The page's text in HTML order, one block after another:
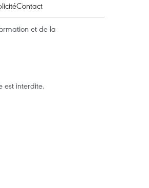
Contact
et de la
est interdite.